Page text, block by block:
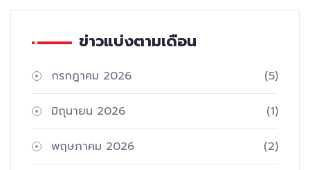
ข่าวแบ่งตามเดือน
กรกฎาคม 2026 (5)
มิถุนายน 2026 (1)
พฤษภาคม 2026 (2)